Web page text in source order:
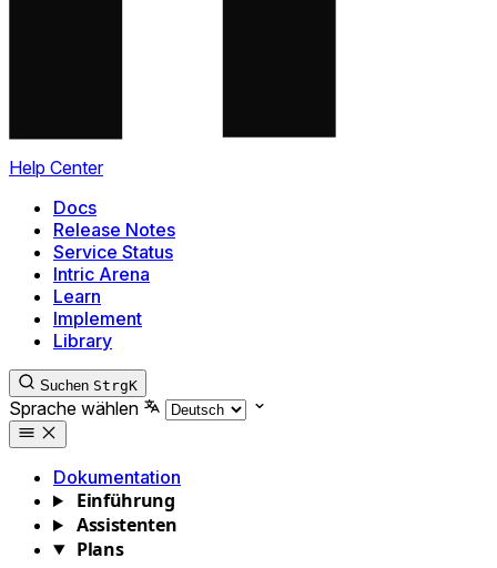
Help Center
Docs
Release Notes
Service Status
Intric Arena
Learn
Implement
Library
Suchen StrgK
Sprache wählen
Dokumentation
Einführung
Assistenten
Plans